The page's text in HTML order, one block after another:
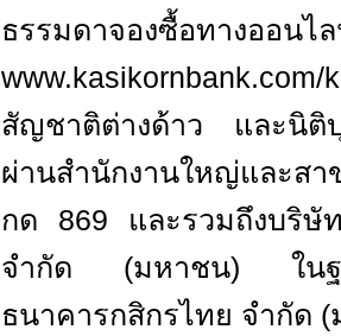
ธรรมดาจองซื้อทางออนไ
www.kasikornbank.com/
สัญชาติต่างด้าว และนิติ
ผ่านสำนักงานใหญ่และสา
กด 869 และรวมถึงบริษั
จำกัด (มหาชน) ในฐา
ธนาคารกสิกรไทย จำกัด